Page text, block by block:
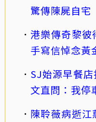
驚傳陳屍自宅
港樂傳奇黎
手寫信悼念黃
SJ始源早餐
文直問：我停
陳聆薇病逝